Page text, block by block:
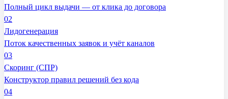
Полный цикл выдачи — от клика до договора
02
Лидогенерация
Поток качественных заявок и учёт каналов
03
Скоринг (СПР)
Конструктор правил решений без кода
04